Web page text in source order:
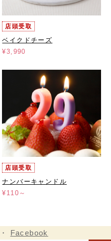
店頭受取
ベイクドチーズ
¥3,990
店頭受取
ナンバーキャンドル
¥110～
・ Facebook